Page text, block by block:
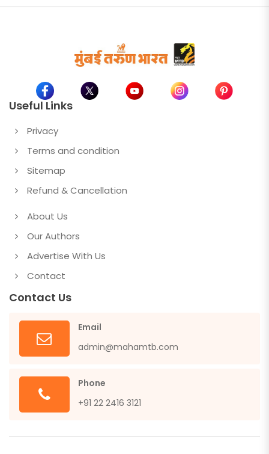
Useful Links
Privacy
Terms and condition
Sitemap
Refund & Cancellation
About Us
Our Authors
Advertise With Us
Contact
Contact Us
Email
admin@mahamtb.com
Phone
+91 22 2416 3121